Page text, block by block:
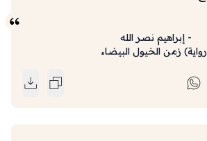
-إبراهيم نصر الله
رواية) زمن الخيول البيضاء